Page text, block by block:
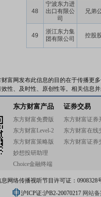
48
宁波东力进
出口有限公
司
兄弟
49
浙江东力集
团有限公司
控股
财富网发布此信息的目的在于传播更
性、及时性、原创性等。相关信息
东方财富产品
东方财富免费版
东方财富Level-2
东方财富策略版
妙想投研助理
Choice金融终端
证券交易
东方财富证券
东方财富在线
东方财富证券
息网络传播视听节目许可证：0908328
沪ICP证:沪B2-20070217 网站